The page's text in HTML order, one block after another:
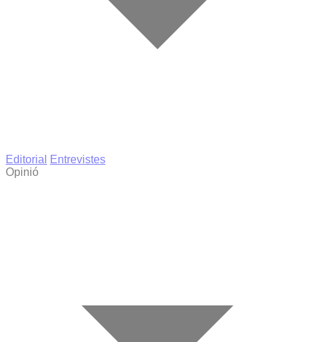
Editorial
Entrevistes
Opinió